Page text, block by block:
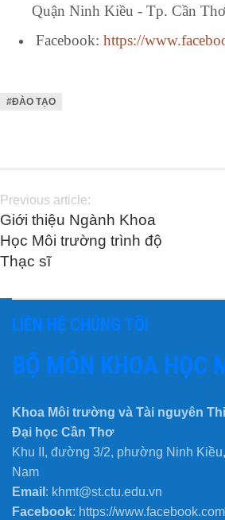
Quận Ninh Kiều - Tp. Cần Thơ
Facebook: https://
#ĐÀO TẠO
Previous article:
Giới thiệu Ngành Khoa
Học Môi trường trình độ
Thạc sĩ
LIÊN HỆ CHÚNG TÔI
BỘ MÔN KHOA HỌC
Khoa Môi trường và Tài nguyên
Đại học Cần Thơ
Khu II, đường 3/2, phường Ninh
Nam
Email : khmt@st.ctu.edu.vn
Facebook: https://